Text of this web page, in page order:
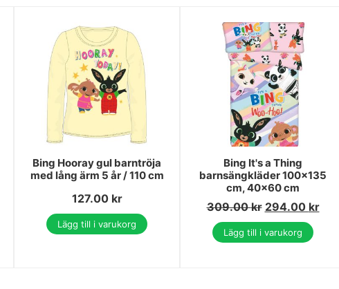
Bing Hooray gul barntröja
med lång ärm 5 år / 110 cm
127.00 kr
Lägg till i varukorg
Bing It's a Thing
barnsängkläder 100×135
cm, 40×60 cm
309.00kr 294.00 kr
Lägg till i varukorg